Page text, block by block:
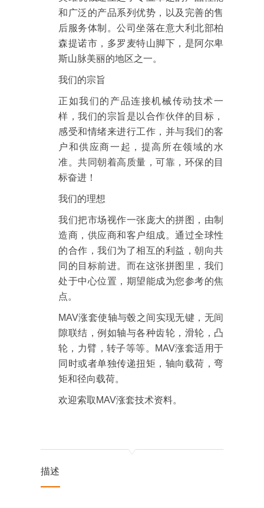
和广泛的产品系列优势，以及完善的售
后服务体制。公司坐落在意大利北部柏
森提诺市，多罗麦特山脚下，是阿尔卑
斯山脉美丽的地区之一。
我们的宗旨
正如我们的产品连接机械传动技术一
样，我们的宗旨是以合作伙伴的目标，
感受和情绪来进行工作，并与我们的客
户和供应商一起，提高所在领域的水
准。共同朝着高质量，可靠，环保的目
标奋进！
我们的理想
我们把市场视作一张庞大的拼图，由制
造商，供应商和客户组成。通过全球性
的合作，我们为了相互的利益，朝向共
同的目标前进。而在这张拼图里，我们
处于中心位置，期望能成为您参考的焦
点。
MAV涨套使轴与毂之间实现无键，无间
隙联结，例如轴与各种齿轮，滑轮，凸
轮，力臂，转子等等。MAV涨套适用于
同时或者单独传递扭矩，轴向载荷，弯
矩和径向载荷。
欢迎索取MAV涨套技术资料。
描述